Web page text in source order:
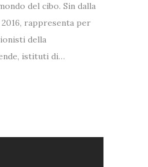
del cibo. Sin dalla
rappresenta per
della
istituti di…